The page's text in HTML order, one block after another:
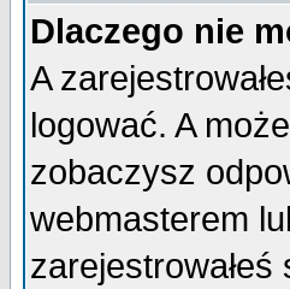
Dlaczego nie
A
logować. A
zobaczysz
webmasterem